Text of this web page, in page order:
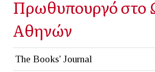
Πρωθυπουργό στο
Αθηνών
The Books' Journal